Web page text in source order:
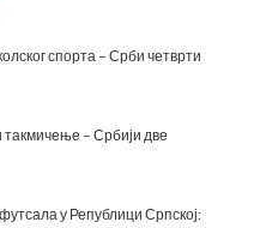
спорта – Срби четврти
– Србији две
у Републици Српској: